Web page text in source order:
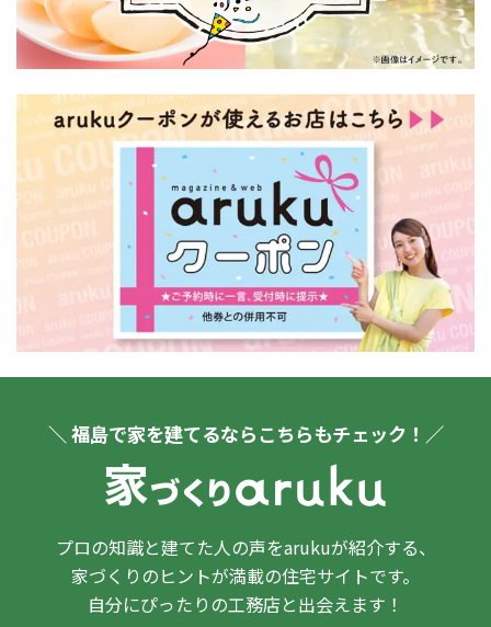
＼ 福島で家を建てるならこちらもチェック！／
プロの知識と建てた人の声をarukuが紹介する、
家づくりのヒントが満載の住宅サイトです。
自分にぴったりの工務店と出会えます！